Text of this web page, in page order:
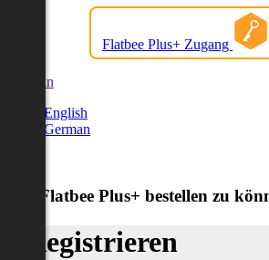
Flatbee Plus+ Zugang
German
English
German
Um Flatbee Plus+ bestellen zu
Registrieren